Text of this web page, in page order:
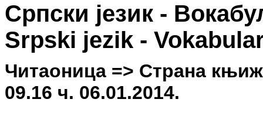
Српски језик -
Srpski jezik -
Читаоница => Страна
09.16 ч. 06.01.2014.